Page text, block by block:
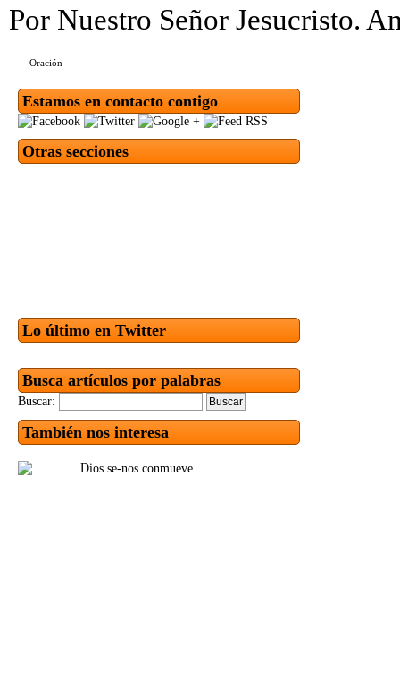
Por Nuestro Señor Jesucristo.
Oración
Estamos en contacto contigo
Otras secciones
Lo último en Twitter
Busca artículos por palabras
Buscar:
También nos interesa